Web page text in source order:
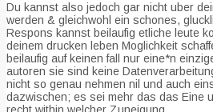
Du kannst also jedoch gar nicht uber
werden & gleichwohl ein schones,
Respons kannst beilaufig etliche leute
deinem drucken leben Moglichkeit
beilaufig auf keinen fall nur eine*n
autoren sie sind keine
nicht so genau nehmen nil und auch
dazwischen; es sei mehr das das Eine